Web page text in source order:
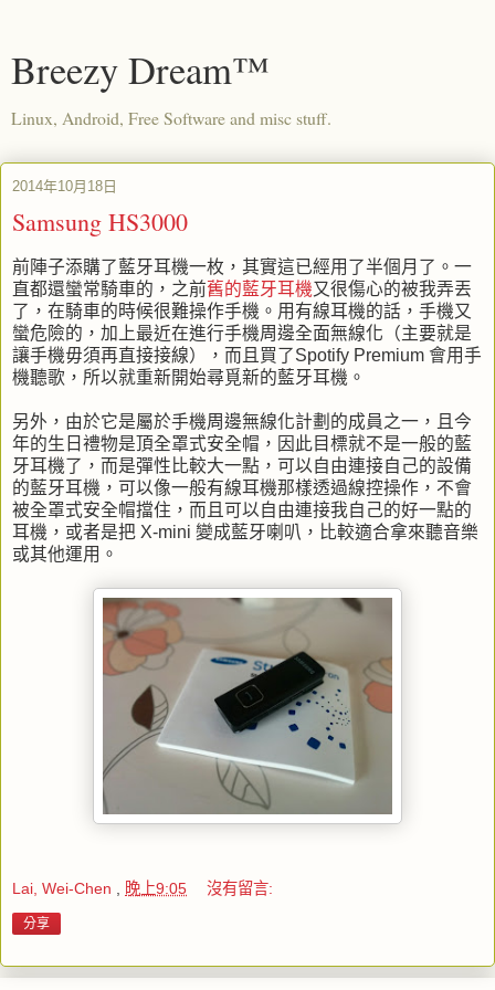
Breezy Dream™
Linux, Android, Free Software and misc stuff.
2014年10月18日
Samsung HS3000
前陣子添購了藍牙耳機一枚，其實這已經用了半個月了。一
直都還蠻常騎車的，之前舊的藍牙耳機又很傷心的被我弄丟
了，在騎車的時候很難操作手機。用有線耳機的話，手機又
蠻危險的，加上最近在進行手機周邊全面無線化（主要就是
讓手機毋須再直接接線），而且買了Spotify Premium 會用手
機聽歌，所以就重新開始尋覓新的藍牙耳機。
另外，由於它是屬於手機周邊無線化計劃的成員之一，且今
年的生日禮物是頂全罩式安全帽，因此目標就不是一般的藍
牙耳機了，而是彈性比較大一點，可以自由連接自己的設備
的藍牙耳機，可以像一般有線耳機那樣透過線控操作，不會
被全罩式安全帽擋住，而且可以自由連接我自己的好一點的
耳機，或者是把 X-mini 變成藍牙喇叭，比較適合拿來聽音樂
或其他運用。
Lai, Wei-Chen 晚上9:05 沒有留言:
分享